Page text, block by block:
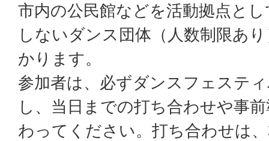
市内の公民館などを活動拠点と
しないダンス団体（人数制限あ
かります。
参加者は、必ずダンスフェステ
し、当日までの打ち合わせや事
わってください。打ち合わせは